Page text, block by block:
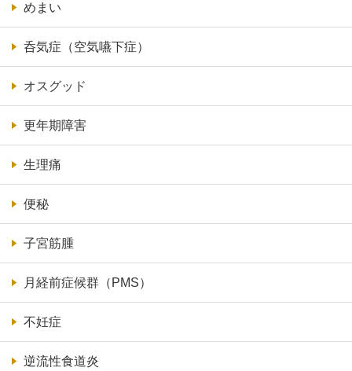
めまい
呑気症（空気嚥下症）
オスグッド
更年期障害
生理痛
便秘
子宮筋腫
月経前症候群（PMS）
不妊症
逆流性食道炎